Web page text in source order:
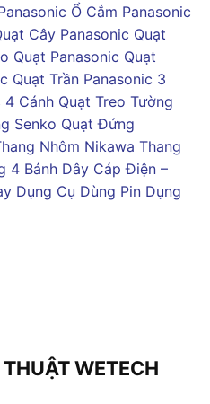
Ổ Cắm Panasonic
Cây Panasonic Quạt
Quạt Panasonic Quạt
Quạt Trần Panasonic 3
4 Cánh Quạt Treo Tường
Senko Quạt Đứng
Nhôm Nikawa Thang
4 Bánh Dây Cáp Điện –
Dụng Cụ Dùng Pin Dụng
WETECH